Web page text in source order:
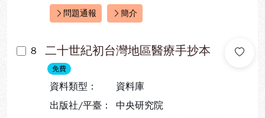
快速連結：
問題通報 簡介
8 二十世紀初台灣地區醫療手抄本
免費
資料類型：
資料庫
出版社/平臺：
中央研究院